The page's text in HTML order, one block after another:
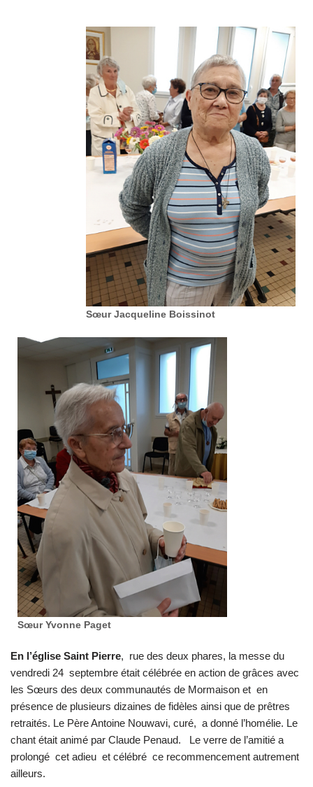
Sœur Jacqueline Boissinot
Sœur Yvonne Paget
En l’église Saint Pierre, rue des deux phares, la messe du
vendredi 24 septembre était célébrée en action de grâces avec
les Sœurs des deux communautés de Mormaison et en
présence de plusieurs dizaines de fidèles ainsi que de prêtres
retraités. Le Père Antoine Nouwavi, curé, a donné l’homélie. Le
chant était animé par Claude Penaud. Le verre de l’amitié a
prolongé cet adieu et célébré ce recommencement autrement
ailleurs.